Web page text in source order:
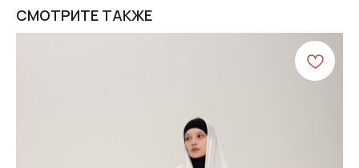
СМОТРИТЕ ТАКЖЕ